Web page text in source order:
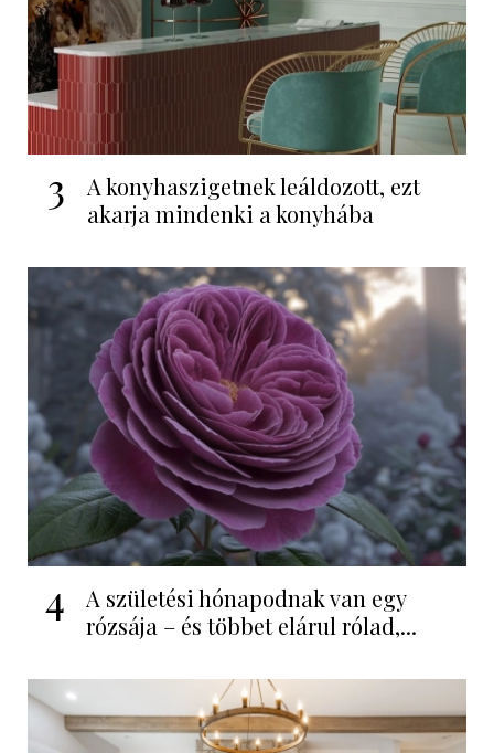
3
A konyhaszigetnek leáldozott, ezt
akarja mindenki a konyhába
4
A születési hónapodnak van egy
rózsája – és többet elárul rólad,...